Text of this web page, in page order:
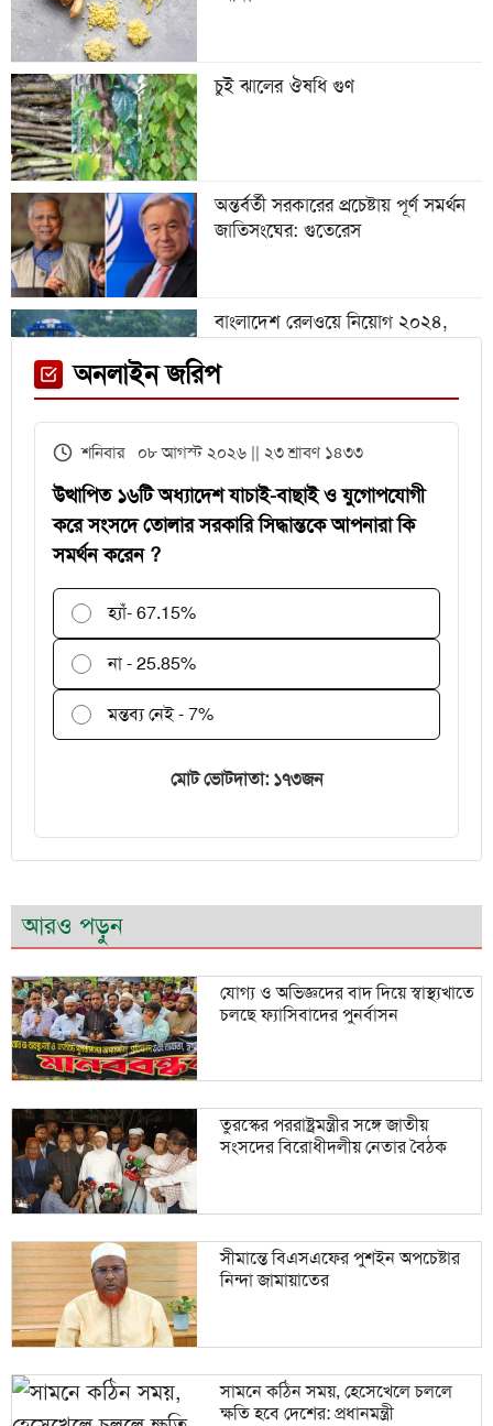
বিশ্বকাপে রোনালদিনহোকে ছাড়িয়ে
ফেনী স্টেশনে মেঘনা ট্রেনের ইঞ্জিন
বিকল, আড়াই ঘণ্টা আটকা ৮০০ যাত্রী
চুই ঝালের ঔষধি গুণ
অন্তর্বর্তী সরকারের প্রচেষ্টায় পূর্ণ সমর্থন
জাতিসংঘের: গুতেরেস
বাংলাদেশ রেলওয়ে নিয়োগ ২০২৪,
পরীক্ষকদের জন্য সময় বাড়ল ২ দিন
অনলাইন জরিপ
শনিবার ০৮ আগস্ট ২০২৬ || ২৩ শ্রাবণ ১৪৩৩
উত্থাপিত ১৬টি অধ্যাদেশ যাচাই-বাছাই ও যুগোপযোগী
করে সংসদে তোলার সরকারি সিদ্ধান্তকে আপনারা কি
সমর্থন করেন ?
হ্যাঁ- 67.15%
না - 25.85%
মন্তব্য নেই - 7%
মোট ভোটদাতা: ১৭৩জন
আরও পড়ুন
যোগ্য ও অভিজ্ঞদের বাদ দিয়ে স্বাস্থ্যখাতে
চলছে ফ্যাসিবাদের পুনর্বাসন
তুরস্কের পররাষ্ট্রমন্ত্রীর সঙ্গে জাতীয়
সংসদের বিরোধীদলীয় নেতার বৈঠক
সীমান্তে বিএসএফের পুশইন অপচেষ্টার
নিন্দা জামায়াতের
সামনে কঠিন সময়, হেসেখেলে চললে
ক্ষতি হবে দেশের: প্রধানমন্ত্রী